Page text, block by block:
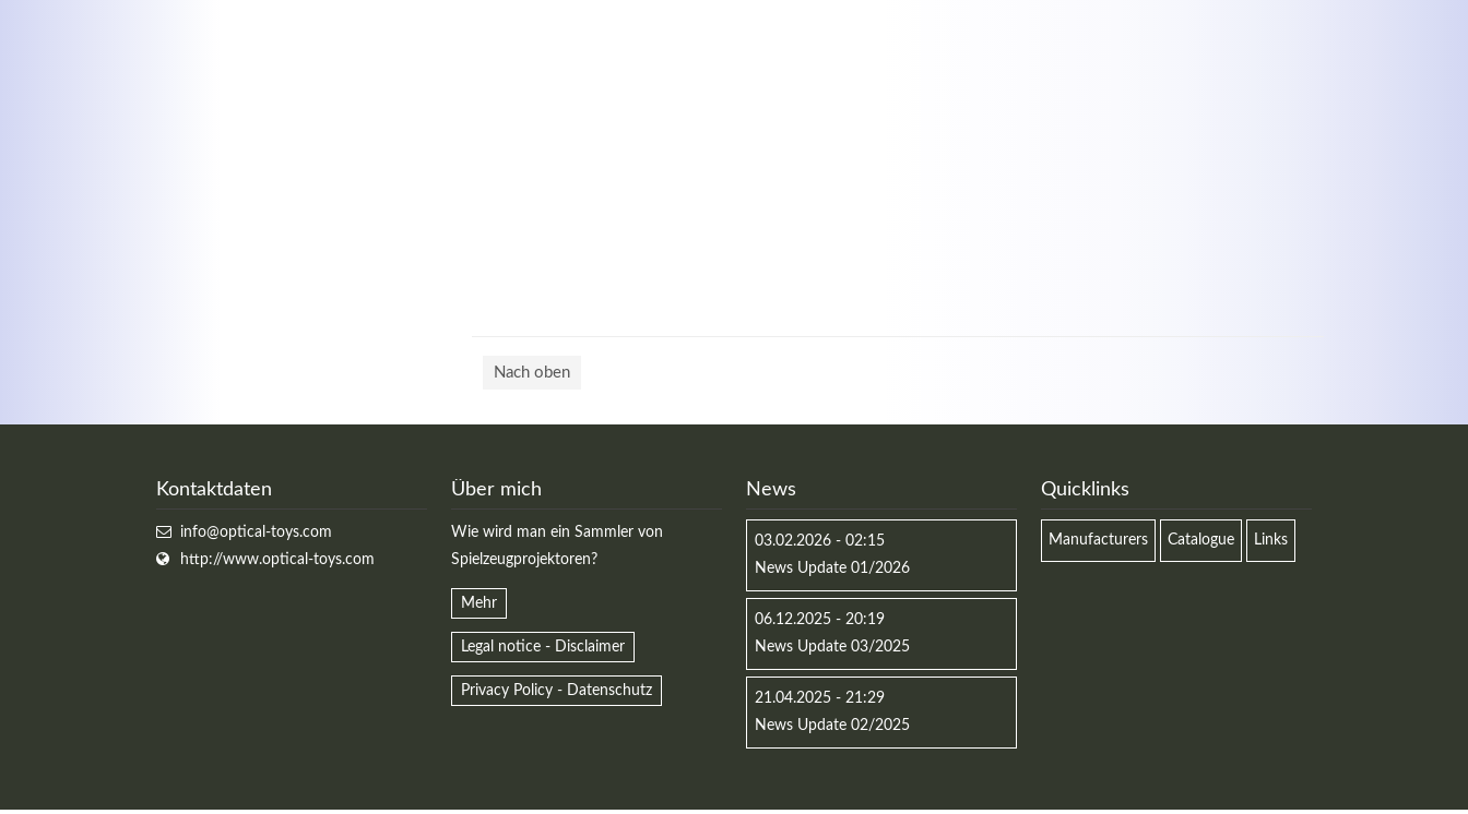
Nach oben
Kontaktdaten
info@optical-toys.com
http://www.optical-toys.com
Über mich
Wie wird man ein Sammler von
Spielzeugprojektoren?
Mehr
Legal notice - Disclaimer
Privacy Policy - Datenschutz
News
03.02.2026 - 02:15
News Update 01/2026
06.12.2025 - 20:19
News Update 03/2025
21.04.2025 - 21:29
News Update 02/2025
Quicklinks
Manufacturers Catalogue Links